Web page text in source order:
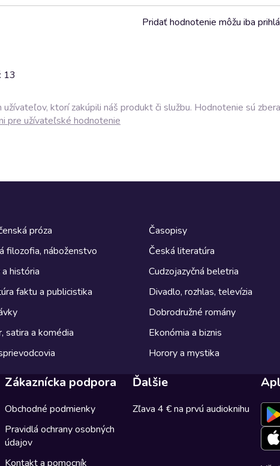
13
Pridať hodnotenie môžu iba
ktorí zakúpili náš produkt či službu. Hodnotenie sú
pre užívateľské hodnotenie
próza
filozofia, náboženstvo
história
faktu a publicistika
satira a komédia
Časopisy
Česká literatúra
Cudzojazyčná beletria
Divadlo, rozhlas, televízia
Dobrodružné romány
Ekonómia a biznis
Horory a mystika
Zákaznícka podpora
Obchodné podmienky
Pravidlá ochrany osobných
údajov
Kontakt a pomocník
Ďalšie
Zľava 4 € na prvú audioknihu